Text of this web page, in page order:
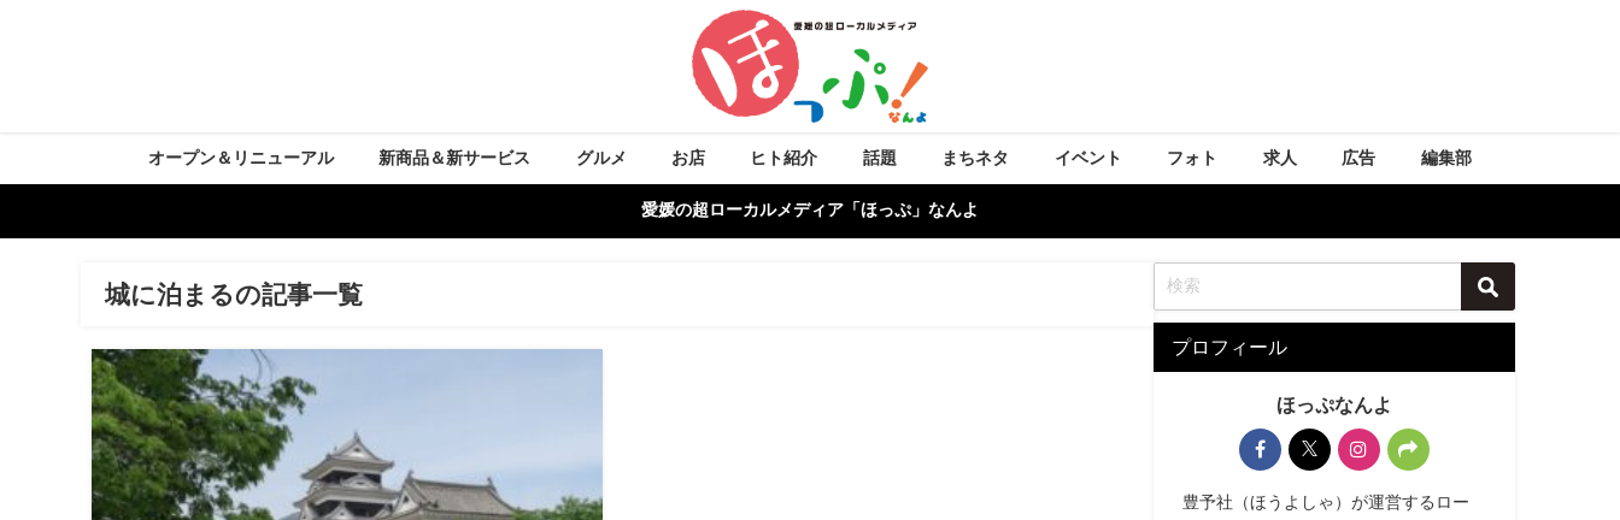
オープン＆リニューアル 新商品＆新サービス グルメ お店 ヒト紹介 話題 まちネタ イベント フォト 求人 広告 編集部
愛媛の超ローカルメディア「ほっぷ」なんよ
城に泊まるの記事一覧
プロフィール
ほっぷなんよ
豊予社（ほうよしゃ）が運営するロー